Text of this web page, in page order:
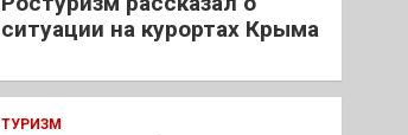
ситуации на курортах Крыма
ТУРИЗМ